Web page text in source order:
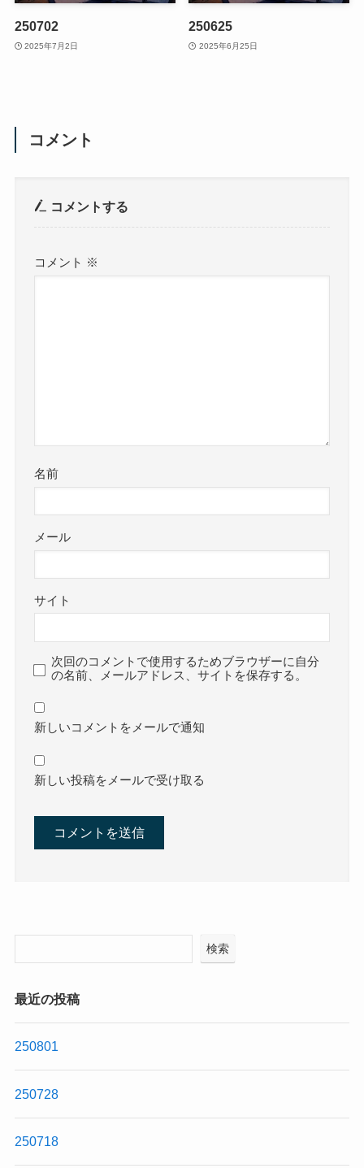
250702
2025年7月2日
250625
2025年6月25日
コメント
コメントする
コメント ※
名前
メール
サイト
次回のコメントで使用するためブラウザーに自分
の名前、メールアドレス、サイトを保存する。
新しいコメントをメールで通知
新しい投稿をメールで受け取る
検索
最近の投稿
250801
250728
250718